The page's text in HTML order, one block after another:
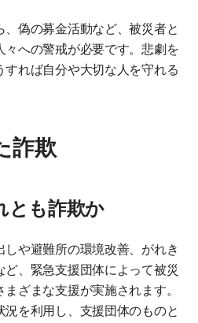
偽の募金活動など、被災者と
々への警戒が必要です。悲劇を
れば自分や大切な人を守れる
詐欺
とも詐欺か
や避難所の環境改善、がれき
、緊急支援団体によって被災
ざまな支援が実施されます。
を利用し、支援団体のものと